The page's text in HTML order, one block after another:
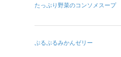
たっぷり野菜のコンソメスープ
ぷるぷるみかんゼリー